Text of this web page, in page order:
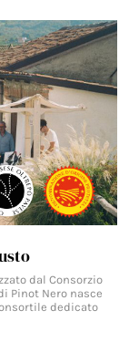
dal Consorzio
Pinot Nero nasce
dedicato